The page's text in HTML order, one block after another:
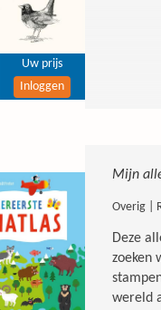
Uw prijs
Inloggen
Mijn
Overig |
Deze
zoeken
wereld